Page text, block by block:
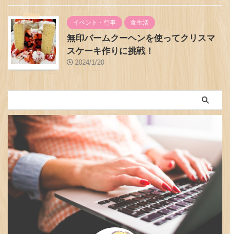
イベント・行事 食生活
無印バームクーヘンを使ってクリスマ
スケーキ作りに挑戦！
2024/1/20